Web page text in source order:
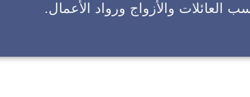
العائلات والأزواج ورواد الأعمال.